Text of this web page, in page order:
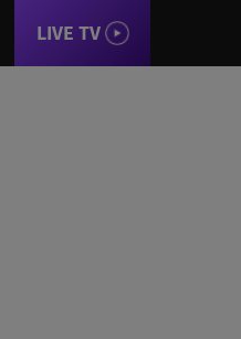
LIVE TV